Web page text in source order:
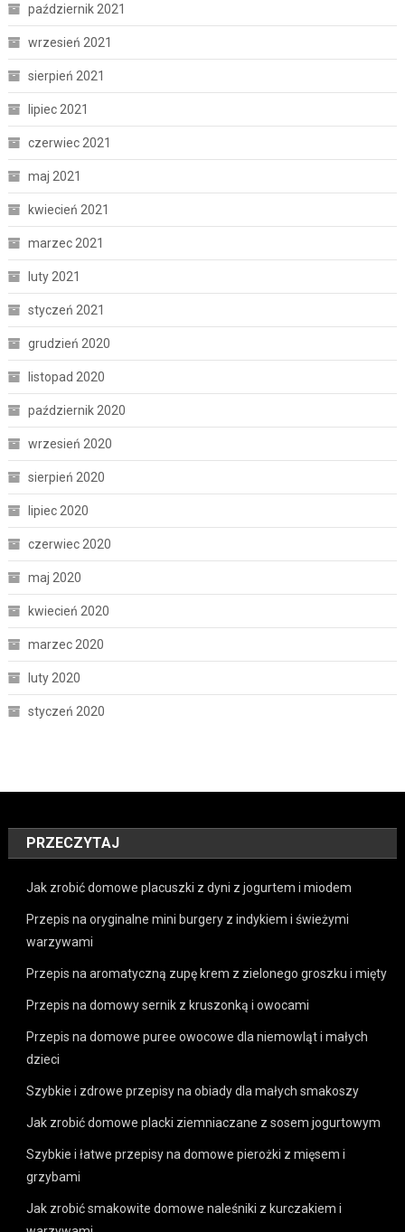
październik 2021
wrzesień 2021
sierpień 2021
lipiec 2021
czerwiec 2021
maj 2021
kwiecień 2021
marzec 2021
luty 2021
styczeń 2021
grudzień 2020
listopad 2020
październik 2020
wrzesień 2020
sierpień 2020
lipiec 2020
czerwiec 2020
maj 2020
kwiecień 2020
marzec 2020
luty 2020
styczeń 2020
PRZECZYTAJ
Jak zrobić domowe placuszki z dyni z jogurtem i miodem
Przepis na oryginalne mini burgery z indykiem i świeżymi
warzywami
Przepis na aromatyczną zupę krem z zielonego groszku i mięty
Przepis na domowy sernik z kruszonką i owocami
Przepis na domowe puree owocowe dla niemowląt i małych
dzieci
Szybkie i zdrowe przepisy na obiady dla małych smakoszy
Jak zrobić domowe placki ziemniaczane z sosem jogurtowym
Szybkie i łatwe przepisy na domowe pierożki z mięsem i
grzybami
Jak zrobić smakowite domowe naleśniki z kurczakiem i